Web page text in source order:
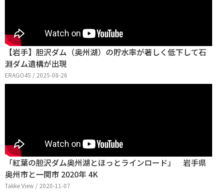
【岩手】胆沢ダム（奥州湖）の貯水率が著しく低下して石
淵ダム遺構が出現
ERAGO45 / 2025-08-26
「紅葉の胆沢ダム奥州湖とほっとラインロード」 岩手県
奥州市と一関市 2020年 4K
Takke View / 2020-11-07